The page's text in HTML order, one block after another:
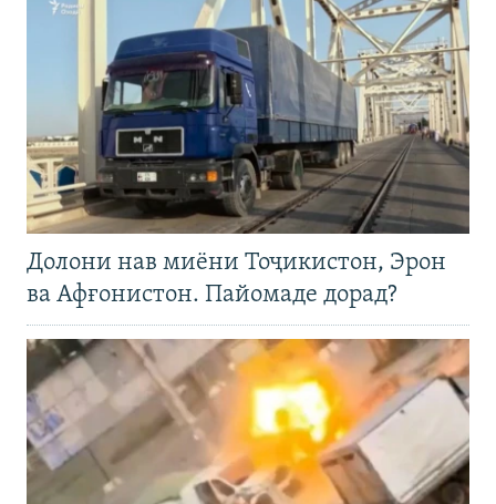
Долони нав миёни Тоҷикистон, Эрон
ва Афғонистон. Пайомаде дорад?